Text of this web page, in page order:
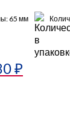
65 мм
₽